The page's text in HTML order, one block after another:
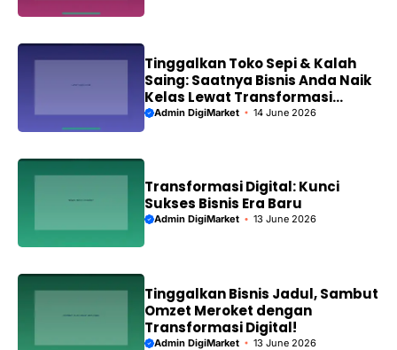
Tinggalkan Toko Sepi & Kalah
Saing: Saatnya Bisnis Anda Naik
Kelas Lewat Transformasi
Digital!
Admin DigiMarket 14 June 2026
Transformasi Digital: Kunci
Sukses Bisnis Era Baru
Admin DigiMarket 13 June 2026
Tinggalkan Bisnis Jadul, Sambut
Omzet Meroket dengan
Transformasi Digital!
Admin DigiMarket 13 June 2026